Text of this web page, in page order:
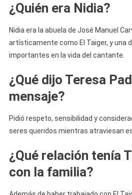
¿Quién era Nidia?
Nidia era la abuela de José Manuel
artísticamente como El Taiger, y una
importantes en la vida del cantante.
¿Qué dijo Teresa
mensaje?
Pidió respeto, sensibilidad y
seres queridos mientras atraviesan
¿Qué relación tenía
con la familia?